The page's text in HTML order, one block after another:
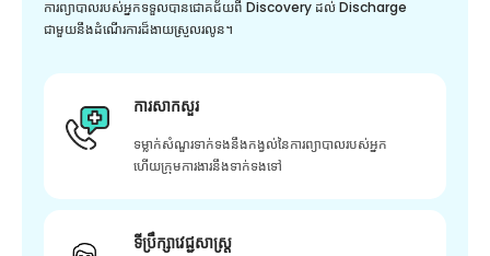
ការព្យាបាលរបស់អ្នកទទួលបានជោគជ័យពី Discovery ដល់ Discharge
ជាមួយនឹងដំណើរការដ៏ងាយស្រួលរលូន។
ការសាកសួរ
ទម្លាក់សំណួរទាក់ទងនឹងកង្វល់នៃការព្យាបាលរបស់អ្នក
ហើយក្រុមការងារនឹងទាក់ទងទៅ
ទីប្រឹក្សាវេជ្ជសាស្ត្រ